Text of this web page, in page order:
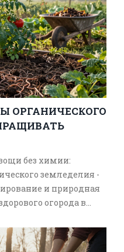
ОРГАНИЧЕСКОГО
без химии:
земледелия -
и природная
огорода в